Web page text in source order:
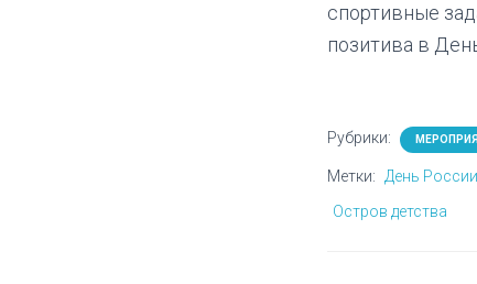
спортивные
позитива в
Рубрики:
Метки: День России
Остров детства